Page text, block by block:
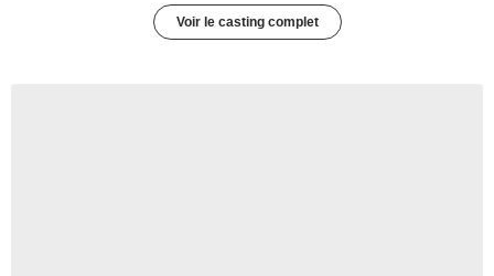
Voir le casting complet